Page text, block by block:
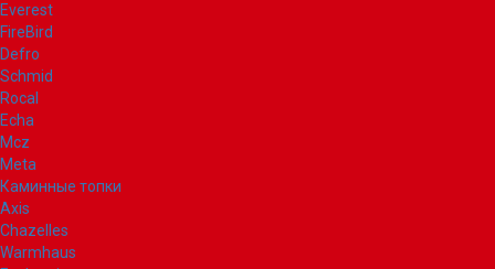
Everest
FireBird
Defro
Schmid
Rocal
Echa
Mcz
Meta
Каминные топки
Axis
Chazelles
Warmhaus